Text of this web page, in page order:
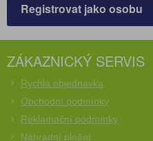
Registrovat jako osobu
ZÁKAZNICKÝ SERVIS
Rychlá objednávka
Obchodní podmínky
Reklamační podmínky
Náhradní plnění